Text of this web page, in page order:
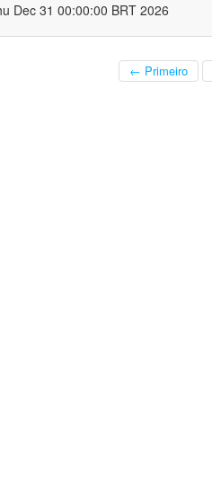
Dec 31 00:00:00 BRT 2026
← Primeiro